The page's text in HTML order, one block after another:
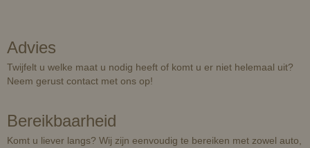
Advies
Twijfelt u welke maat u nodig heeft of komt u er niet helemaal uit?
Neem gerust contact met ons op!
Bereikbaarheid
Komt u liever langs? Wij zijn eenvoudig te bereiken met zowel auto,